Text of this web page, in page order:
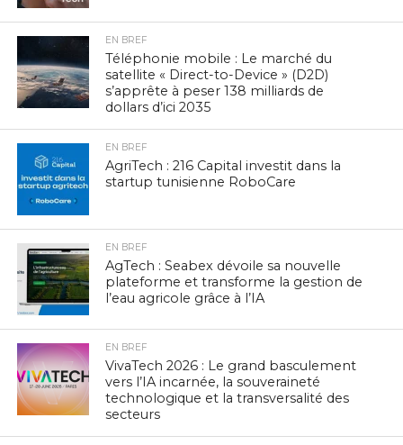
EN BREF
Téléphonie mobile : Le marché du
satellite « Direct-to-Device » (D2D)
s’apprête à peser 138 milliards de
dollars d’ici 2035
EN BREF
AgriTech : 216 Capital investit dans la
startup tunisienne RoboCare
EN BREF
AgTech : Seabex dévoile sa nouvelle
plateforme et transforme la gestion de
l’eau agricole grâce à l’IA
EN BREF
VivaTech 2026 : Le grand basculement
vers l’IA incarnée, la souveraineté
technologique et la transversalité des
secteurs